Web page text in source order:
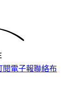
閱電子報聯絡布